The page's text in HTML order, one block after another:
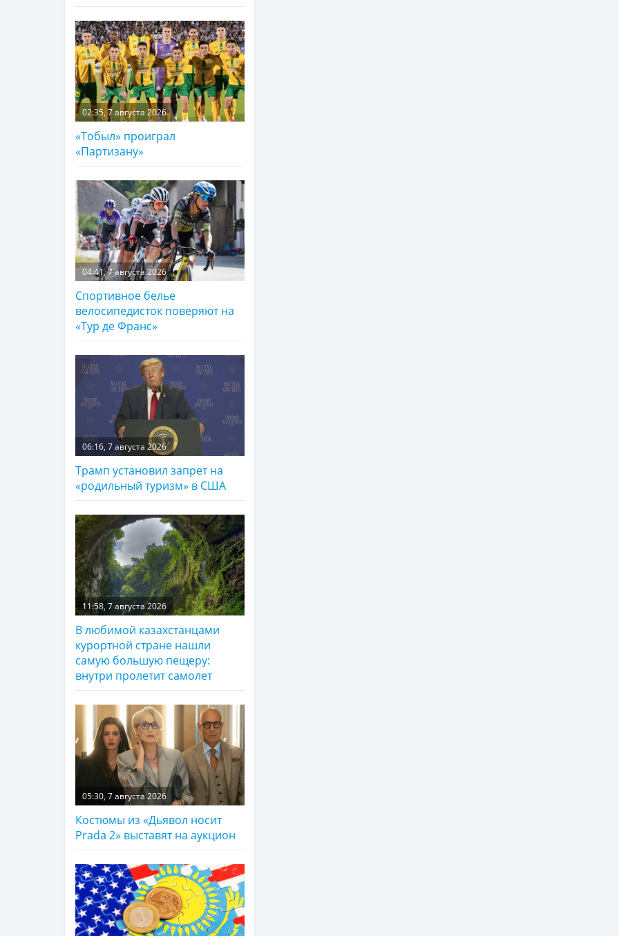
02:35, 7 августа 2026
«Тобыл» проиграл
«Партизану»
04:41, 7 августа 2026
Спортивное белье
велосипедисток поверяют на
«Тур де Франс»
06:16, 7 августа 2026
Трамп установил запрет на
«родильный туризм» в США
11:58, 7 августа 2026
В любимой казахстанцами
курортной стране нашли
самую большую пещеру:
внутри пролетит самолет
05:30, 7 августа 2026
Костюмы из «Дьявол носит
Prada 2» выставят на аукцион